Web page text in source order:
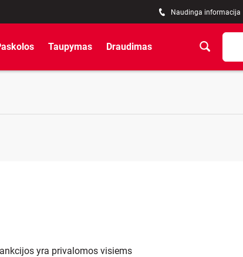
Naudinga informacija
Taupymas Draudimas
yra privalomos visiems